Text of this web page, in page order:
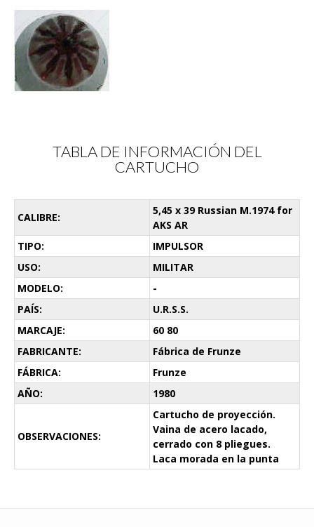
TABLA DE INFORMACIÓN DEL
CARTUCHO
CALIBRE:
5,45 x 39 Russian M.1974 for
AKS AR
TIPO:
IMPULSOR
USO:
MILITAR
MODELO:
-
PAÍS:
U.R.S.S.
MARCAJE:
60 80
FABRICANTE:
Fábrica de Frunze
FÁBRICA:
Frunze
AÑO:
1980
OBSERVACIONES:
Cartucho de proyección.
Vaina de acero lacado,
cerrado con 8 pliegues.
Laca morada en la punta